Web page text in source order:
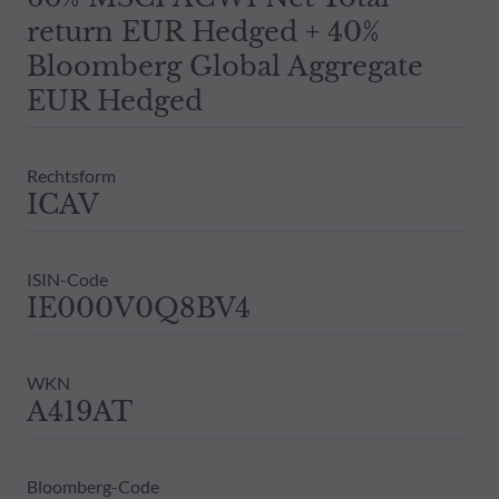
return EUR Hedged + 40%
Bloomberg Global Aggregate
EUR Hedged
Rechtsform
ICAV
ISIN-Code
IE000V0Q8BV4
WKN
A419AT
Bloomberg-Code
Daher wird empfohlen, sich vor einer
Dies beinhaltet bei Vorliegen eines
Bestandsinformationen zu allen von
Vergangenheit darf nicht als
ausdrückliche oder stillschweigende